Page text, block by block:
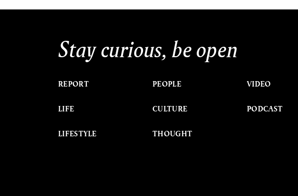
Stay curious, be open
REPORT
LIFE
LIFESTYLE
PEOPLE
CULTURE
THOUGHT
VIDEO
PODCAST